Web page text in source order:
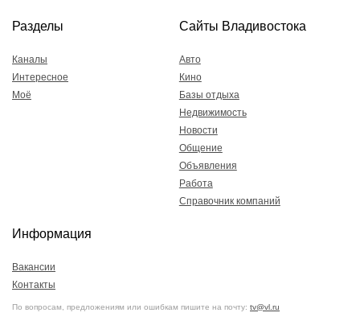
Разделы
Каналы
Интересное
Моё
Сайты Владивостока
Авто
Кино
Базы отдыха
Недвижимость
Новости
Общение
Объявления
Работа
Справочник компаний
Информация
Вакансии
Контакты
По вопросам, предложениям или ошибкам пишите на почту: tv@vl.ru